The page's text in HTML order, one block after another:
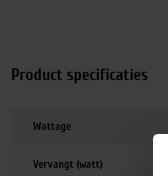
Product specificaties
Wattage
Vervangt (watt)